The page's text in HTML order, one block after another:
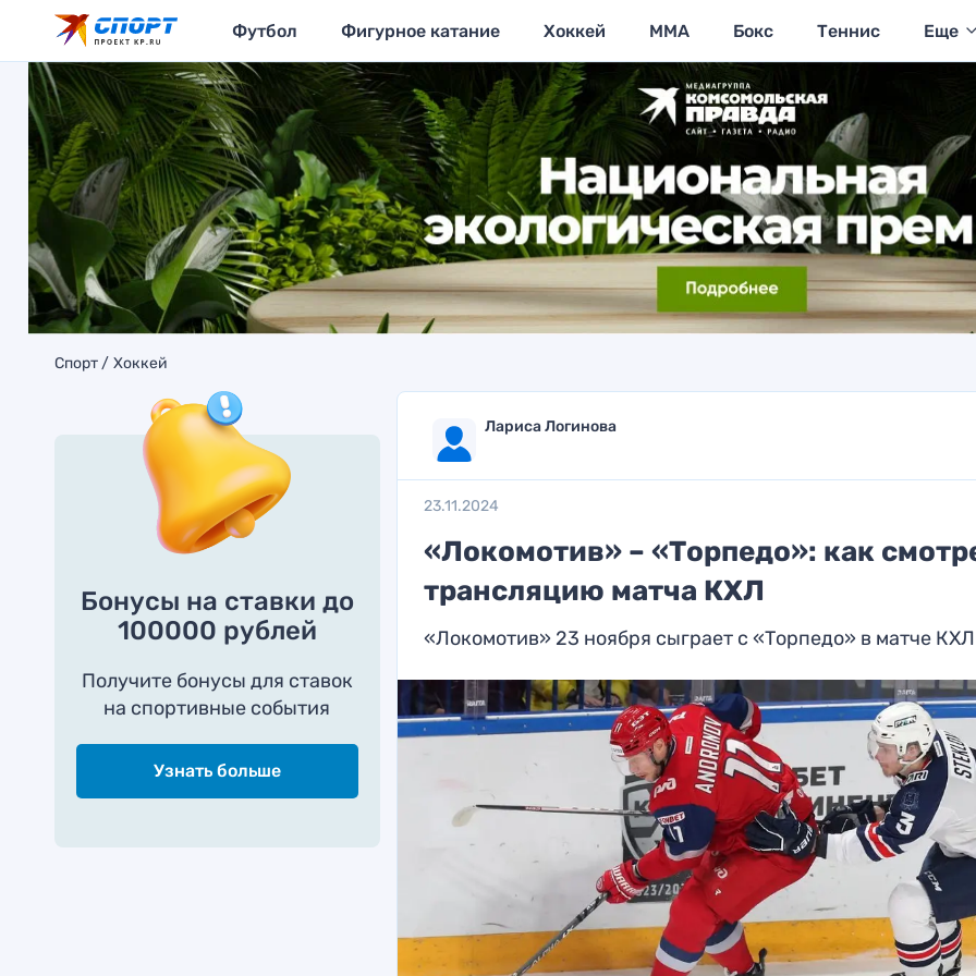
Футбол Фигурное катание Хоккей MMA Бокс Теннис Еще
Спорт Хоккей
Бонусы на ставки до
100000 рублей
Получите бонусы для ставок
на спортивные события
Узнать больше
Лариса Логинова
23.11.2024
«Локомотив» – «Торпедо»: как
трансляцию матча КХЛ
«Локомотив» 23 ноября сыграет с «Торпедо» в матче КХЛ